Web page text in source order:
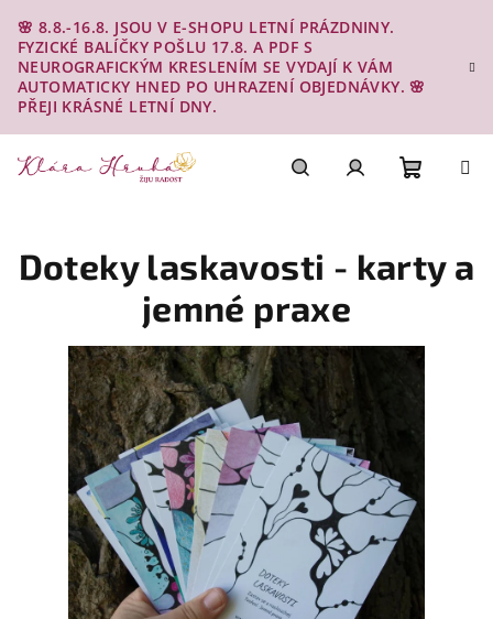
obsah
🌸 8.8.-16.8. JSOU V E-SHOPU LETNÍ PRÁZDNINY.
FYZICKÉ BALÍČKY POŠLU 17.8. A PDF S
NEUROGRAFICKÝM KRESLENÍM SE VYDAJÍ K VÁM
AUTOMATICKY HNED PO UHRAZENÍ OBJEDNÁVKY. 🌸
PŘEJI KRÁSNÉ LETNÍ DNY.
košík
Doteky laskavosti - karty a
jemné praxe